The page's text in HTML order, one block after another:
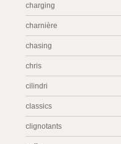
charging
charnière
chasing
chris
cilindri
classics
clignotants